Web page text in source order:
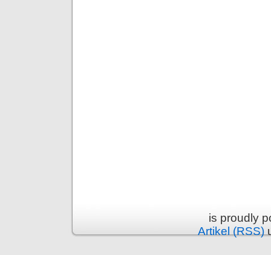
is proudly
Artikel (RSS)